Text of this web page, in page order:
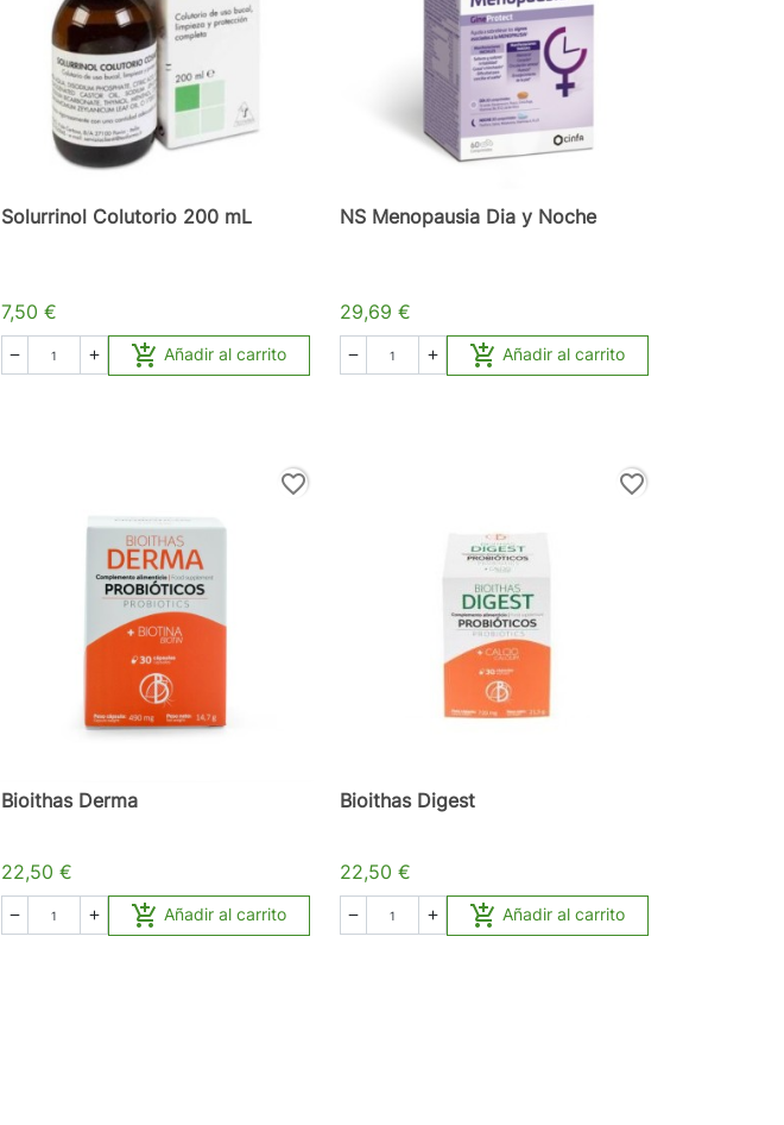
Solurrinol Colutorio 200 mL
7,50 €
   Añadir al carrito
NS Menopausia Dia y Noche
29,69 €
   Añadir al carrito
favorite_border
Bioithas Derma
22,50 €
   Añadir al carrito
favorite_border
Bioithas Digest
22,50 €
   Añadir al carrito